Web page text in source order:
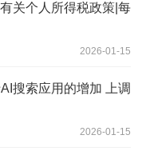
关个人所得税政策|每
2026-01-15
搜索应用的增加 上调
2026-01-15